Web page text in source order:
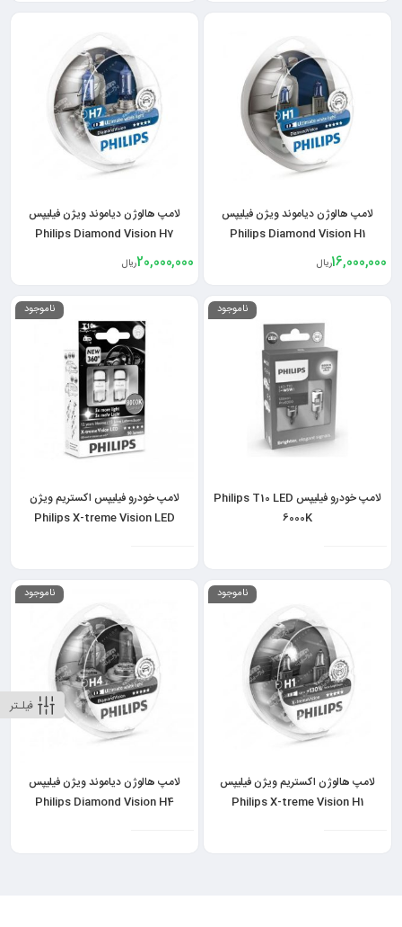
فیلـتر
لامپ هالوژن دیاموند ویژن فیلیپس
Philips Diamond Vision H1
16,000,000ریال
لامپ هالوژن دیاموند ویژن فیلیپس
Philips Diamond Vision H7
20,000,000ریال
ناموجود
لامپ خودرو فیلیپس Philips T10 LED
6000K
ناموجود
لامپ خودرو فیلیپس اکستریم ویژن
Philips X-treme Vision LED
ناموجود
لامپ هالوژن اکستریم ویژن فیلیپس
Philips X-treme Vision H1
ناموجود
لامپ هالوژن دیاموند ویژن فیلیپس
Philips Diamond Vision H4